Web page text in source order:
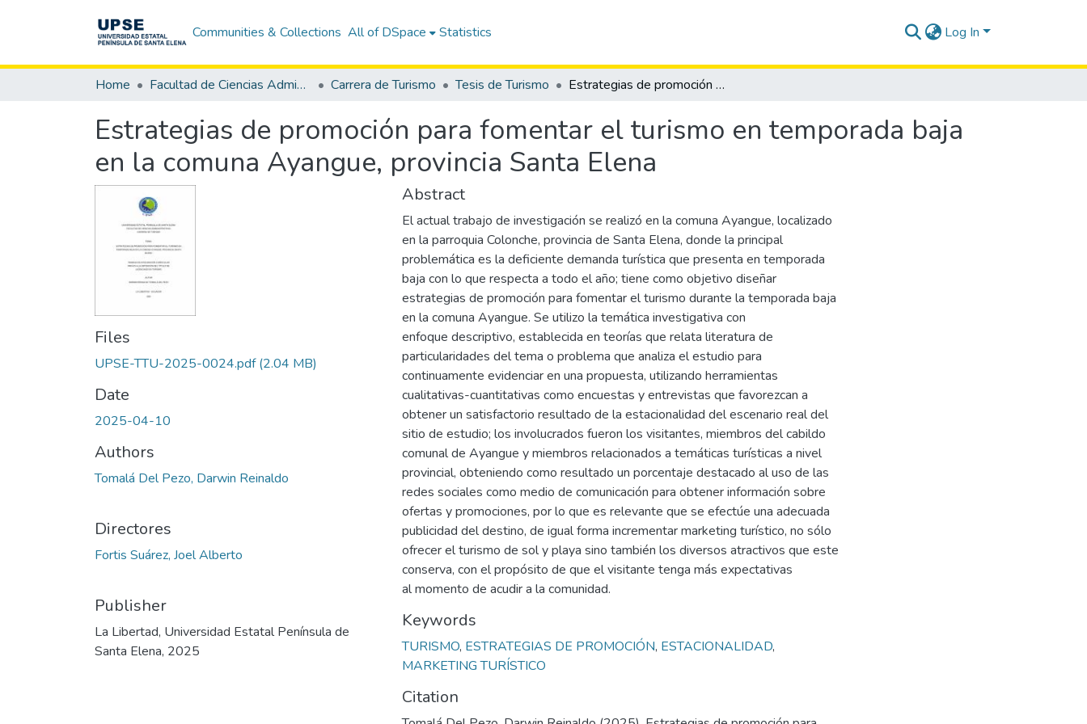
Communities & Collections All of DSpace Statistics Log In
Home Facultad de Ciencias Administrativas Carrera de Turismo Tesis de Turismo Estrategias de promoción para fomentar el turismo en temporada baja en la comuna Ayangue, provincia Santa Elena
Estrategias de promoción para fomentar el turismo en temporada baja
en la comuna Ayangue, provincia Santa Elena
Files
UPSE-TTU-2025-0024.pdf(2.04 MB)
Date
2025-04-10
Authors
Tomalá Del Pezo, Darwin Reinaldo
Directores
Fortis Suárez, Joel Alberto
Publisher
La Libertad, Universidad Estatal Península de
Santa Elena, 2025
Abstract
El actual trabajo de investigación se realizó en la comuna Ayangue, localizado
en la parroquia Colonche, provincia de Santa Elena, donde la principal
problemática es la deficiente demanda turística que presenta en temporada
baja con lo que respecta a todo el año; tiene como objetivo diseñar
estrategias de promoción para fomentar el turismo durante la temporada baja
en la comuna Ayangue. Se utilizo la temática investigativa con
enfoque descriptivo, establecida en teorías que relata literatura de
particularidades del tema o problema que analiza el estudio para
continuamente evidenciar en una propuesta, utilizando herramientas
cualitativas-cuantitativas como encuestas y entrevistas que favorezcan a
obtener un satisfactorio resultado de la estacionalidad del escenario real del
sitio de estudio; los involucrados fueron los visitantes, miembros del cabildo
comunal de Ayangue y miembros relacionados a temáticas turísticas a nivel
provincial, obteniendo como resultado un porcentaje destacado al uso de las
redes sociales como medio de comunicación para obtener información sobre
ofertas y promociones, por lo que es relevante que se efectúe una adecuada
publicidad del destino, de igual forma incrementar marketing turístico, no sólo
ofrecer el turismo de sol y playa sino también los diversos atractivos que este
conserva, con el propósito de que el visitante tenga más expectativas
al momento de acudir a la comunidad.
Keywords
TURISMO, ESTRATEGIAS DE PROMOCIÓN, ESTACIONALIDAD,
MARKETING TURÍSTICO
Citation